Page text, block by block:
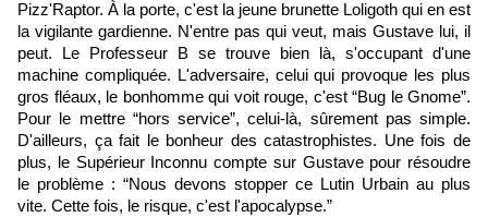
Pizz'Raptor. À la porte, c'est la jeune brunette Loligoth qui en est
la vigilante gardienne. N'entre pas qui veut, mais Gustave lui, il
peut. Le Professeur B se trouve bien là, s'occupant d'une
machine compliquée. L'adversaire, celui qui provoque les plus
gros fléaux, le bonhomme qui voit rouge, c'est “Bug le Gnome”.
Pour le mettre “hors service”, celui-là, sûrement pas simple.
D'ailleurs, ça fait le bonheur des catastrophistes. Une fois de
plus, le Supérieur Inconnu compte sur Gustave pour résoudre
le problème : “Nous devons stopper ce Lutin Urbain au plus
vite. Cette fois, le risque, c'est l'apocalypse.”